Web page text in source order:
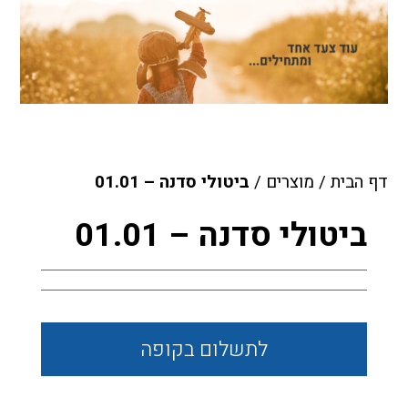
דף הבית / מוצרים / ביטולי סדנה – 01.01
ביטולי סדנה – 01.01
לתשלום בקופה